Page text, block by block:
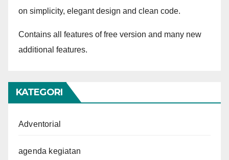
on simplicity, elegant design and clean code.
Contains all features of free version and many new
additional features.
KATEGORI
Adventorial
agenda kegiatan